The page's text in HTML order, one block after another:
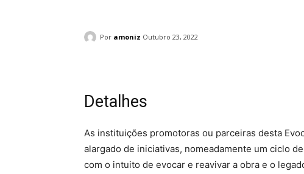
Por amoniz Outubro 23, 2022
Detalhes
As instituições promotoras ou parceiras desta
alargado de iniciativas, nomeadamente um ciclo
com o intuito de evocar e reavivar a obra e o